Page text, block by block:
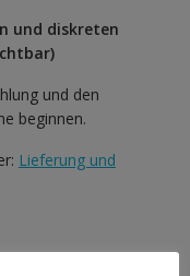
und diskreten
und den
beginnen.
Lieferung und